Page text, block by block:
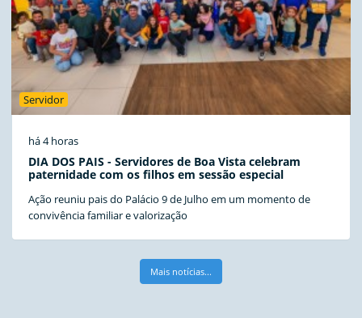
Servidor
há 4 horas
DIA DOS PAIS - Servidores de Boa Vista celebram
paternidade com os filhos em sessão especial
Ação reuniu pais do Palácio 9 de Julho em um momento de
convivência familiar e valorização
Mais notícias...